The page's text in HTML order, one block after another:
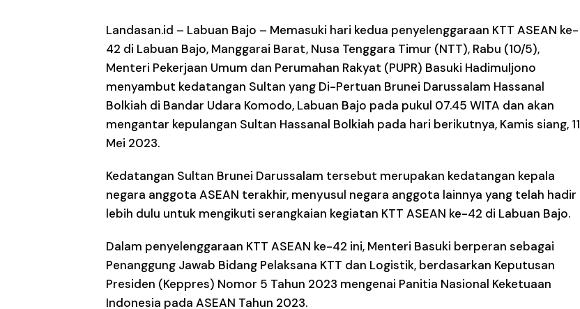
Landasan.id – Labuan Bajo – Memasuki hari kedua penyelenggaraan KTT ASEAN ke-
42 di Labuan Bajo, Manggarai Barat, Nusa Tenggara Timur (NTT), Rabu (10/5),
Menteri Pekerjaan Umum dan Perumahan Rakyat (PUPR) Basuki Hadimuljono
menyambut kedatangan Sultan yang Di-Pertuan Brunei Darussalam Hassanal
Bolkiah di Bandar Udara Komodo, Labuan Bajo pada pukul 07.45 WITA dan akan
mengantar kepulangan Sultan Hassanal Bolkiah pada hari berikutnya, Kamis siang, 11
Mei 2023.
Kedatangan Sultan Brunei Darussalam tersebut merupakan kedatangan kepala
negara anggota ASEAN terakhir, menyusul negara anggota lainnya yang telah hadir
lebih dulu untuk mengikuti serangkaian kegiatan KTT ASEAN ke-42 di Labuan Bajo.
Dalam penyelenggaraan KTT ASEAN ke-42 ini, Menteri Basuki berperan sebagai
Penanggung Jawab Bidang Pelaksana KTT dan Logistik, berdasarkan Keputusan
Presiden (Keppres) Nomor 5 Tahun 2023 mengenai Panitia Nasional Keketuaan
Indonesia pada ASEAN Tahun 2023.